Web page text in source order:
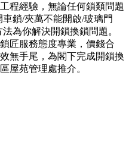
程經驗，無論任何鎖類問題
鎖/夾萬不能開啟/玻璃門
為你解決開鎖換鎖問題。
匠服務態度專業，價錢合
無手尾，為閣下完成開鎖換
屋苑管理處推介。